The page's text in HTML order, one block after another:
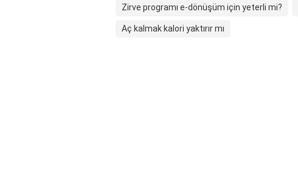
Zirve programı e-dönüşüm için yeterli mi?
Aç kalmak kalori yaktırır mı